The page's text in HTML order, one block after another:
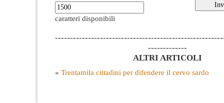
caratteri disponibili
-------------
ALTRI ARTICOLI
« Trentamila cittadini per difendere il cervo sardo